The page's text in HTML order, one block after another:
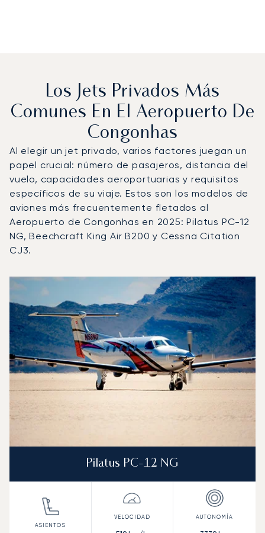
Los Jets Privados Más
Comunes En El Aeropuerto De
Congonhas
Al elegir un jet privado, varios factores juegan un
papel crucial: número de pasajeros, distancia del
vuelo, capacidades aeroportuarias y requisitos
específicos de su viaje. Estos son los modelos de
aviones más frecuentemente fletados al
Aeropuerto de Congonhas en 2025: Pilatus PC-12
NG, Beechcraft King Air B200 y Cessna Citation
CJ3.
Foto de la aeronave
Modelo de aeronave
Asientos
Velocidad (km/h)
Velocidad (nudos) Autonomía
Autonomía (NM)
Pilatus PC-12 NG